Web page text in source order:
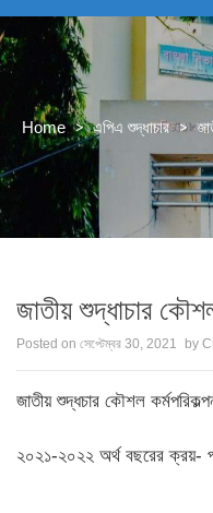
Home > এপিএ শুদ্ধাচার >
জাতীয় শুদ্ধাচার
Posted on সেপ্টেম্বর 30, 2021 by
জাতীয় শুদ্ধচার কৌশল
২০২১-২০২২ অর্থ বছরের ক্রয়-